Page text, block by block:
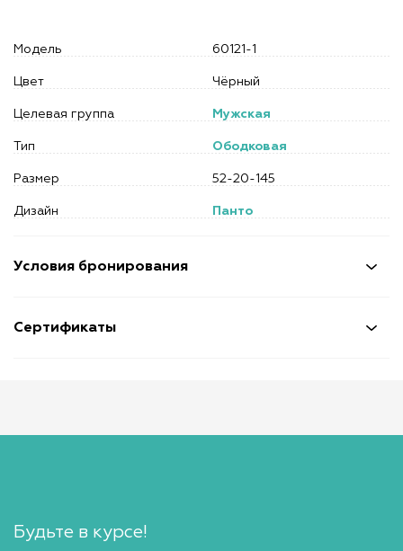
Условия бронирования
Сертификаты
Модель 60121-1
Цвет Чёрный
Целевая группа Мужская
Тип Ободковая
Размер 52-20-145
Дизайн Панто
Будьте в курсе!